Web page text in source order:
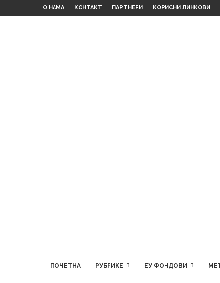
О НАМА КОНТАКТ ПАРТНЕРИ КОРИСНИ ЛИНКОВИ
ПОЧЕТНА РУБРИКЕ ЕУ ФОНДОВИ